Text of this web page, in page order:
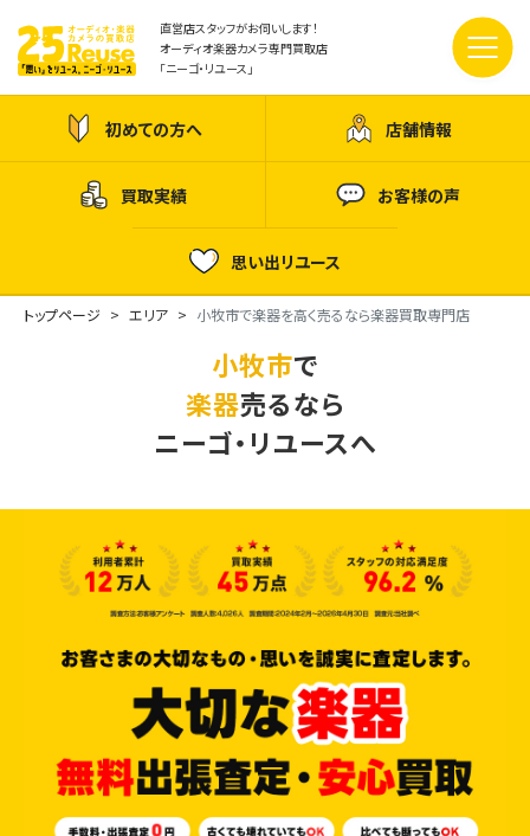
直営店スタッフがお伺いします！
オーディオ楽器カメラ専門買取店
「ニーゴ・リユース」
初めての方へ 店舗情報
買取実績 お客様の声
思い出リユース
トップページ エリア 小牧市で楽器を高く売るなら楽器買取専門店
小牧市で
楽器売るなら
ニーゴ・リユースへ